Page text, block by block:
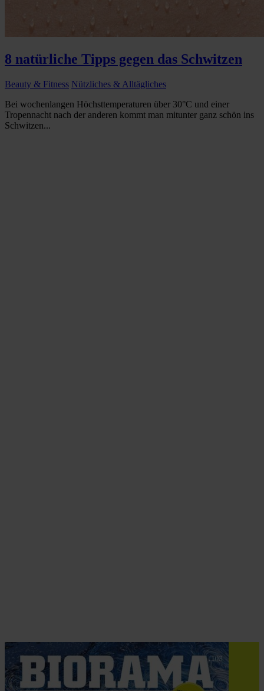
8 natürliche Tipps gegen das Schwitzen
Beauty & Fitness Nützliches & Alltägliches
Bei wochenlangen Höchsttemperaturen über 30°C und einer
Tropennacht nach der anderen kommt man mitunter ganz schön ins
Schwitzen...